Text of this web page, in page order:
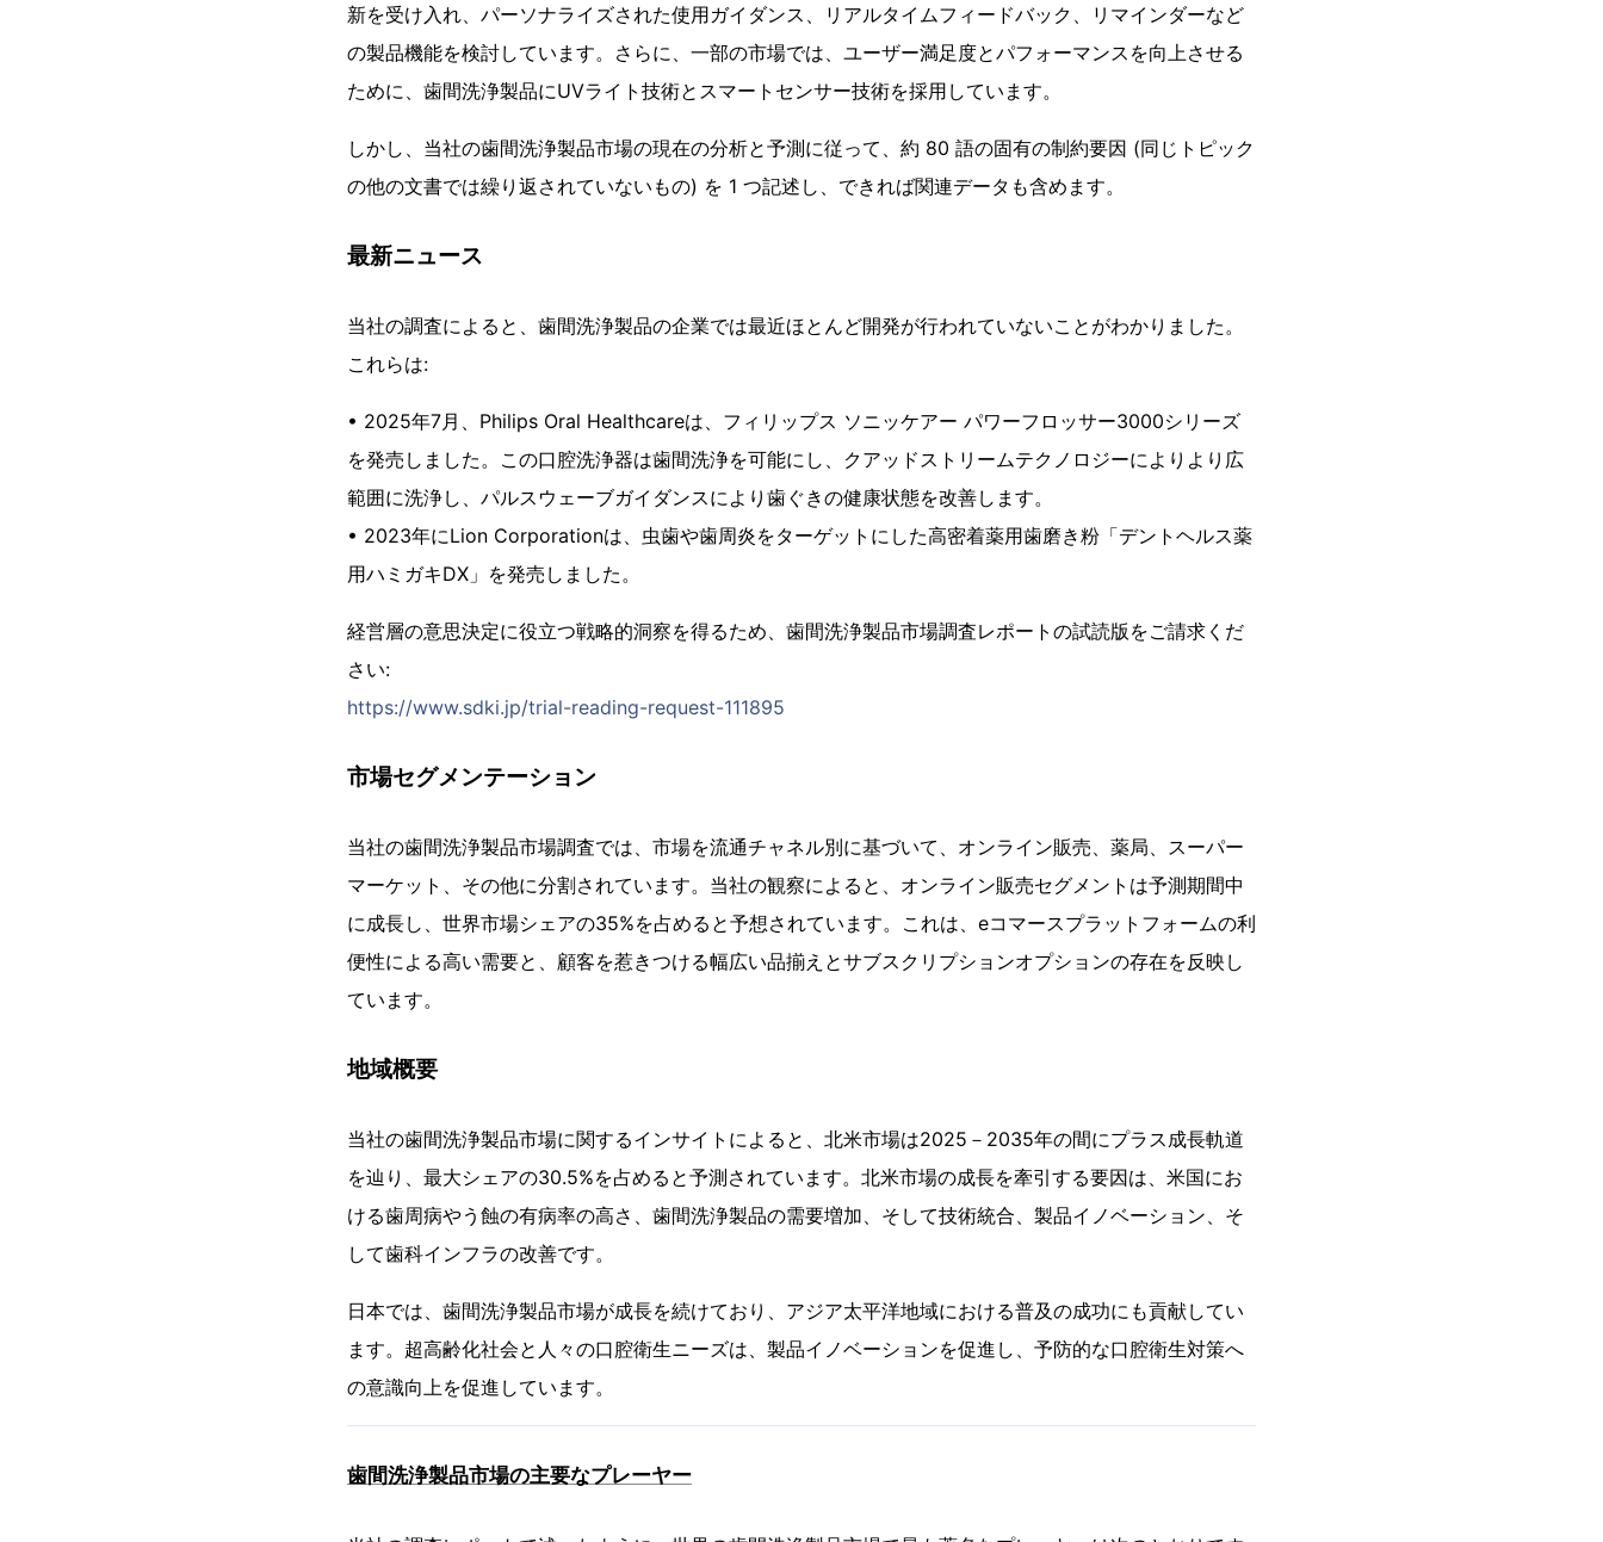
新を受け入れ、パーソナライズされた使用ガイダンス、リアルタイムフィードバック、リマインダーなど
の製品機能を検討しています。さらに、一部の市場では、ユーザー満足度とパフォーマンスを向上させる
ために、歯間洗浄製品にUVライト技術とスマートセンサー技術を採用しています。
しかし、当社の歯間洗浄製品市場の現在の分析と予測に従って、約 80 語の固有の制約要因 (同じトピック
の他の文書では繰り返されていないもの) を 1 つ記述し、できれば関連データも含めます。
最新ニュース
当社の調査によると、歯間洗浄製品の企業では最近ほとんど開発が行われていないことがわかりました。
これらは:
• 2025年7月、Philips Oral Healthcareは、フィリップス ソニッケアー パワーフロッサー3000シリーズ
を発売しました。この口腔洗浄器は歯間洗浄を可能にし、クアッドストリームテクノロジーによりより広
範囲に洗浄し、パルスウェーブガイダンスにより歯ぐきの健康状態を改善します。
• 2023年にLion Corporationは、虫歯や歯周炎をターゲットにした高密着薬用歯磨き粉「デントヘルス薬
用ハミガキDX」を発売しました。
経営層の意思決定に役立つ戦略的洞察を得るため、歯間洗浄製品市場調査レポートの試読版をご請求くだ
さい:
https://www.sdki.jp/trial-reading-request-111895
市場セグメンテーション
当社の歯間洗浄製品市場調査では、市場を流通チャネル別に基づいて、オンライン販売、薬局、スーパー
マーケット、その他に分割されています。当社の観察によると、オンライン販売セグメントは予測期間中
に成長し、世界市場シェアの35%を占めると予想されています。これは、eコマースプラットフォームの利
便性による高い需要と、顧客を惹きつける幅広い品揃えとサブスクリプションオプションの存在を反映し
ています。
地域概要
当社の歯間洗浄製品市場に関するインサイトによると、北米市場は2025－2035年の間にプラス成長軌道
を辿り、最大シェアの30.5%を占めると予測されています。北米市場の成長を牽引する要因は、米国にお
ける歯周病やう蝕の有病率の高さ、歯間洗浄製品の需要増加、そして技術統合、製品イノベーション、そ
して歯科インフラの改善です。
日本では、歯間洗浄製品市場が成長を続けており、アジア太平洋地域における普及の成功にも貢献してい
ます。超高齢化社会と人々の口腔衛生ニーズは、製品イノベーションを促進し、予防的な口腔衛生対策へ
の意識向上を促進しています。
歯間洗浄製品市場の主要なプレーヤー